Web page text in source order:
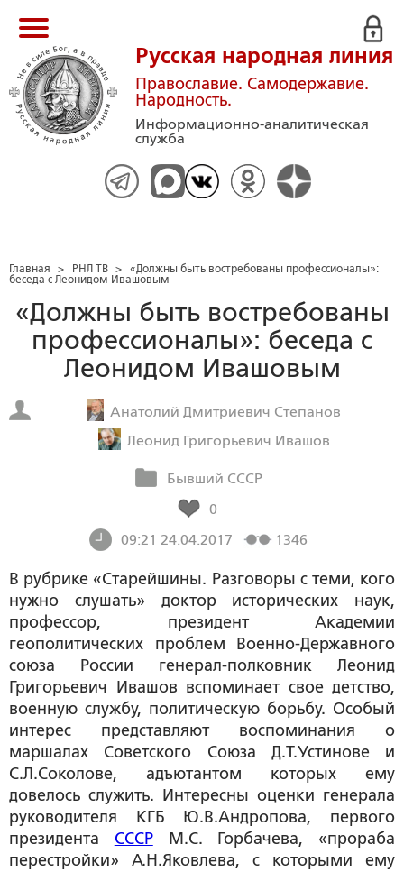
Русская народная линия
Православие. Самодержавие.
Народность.
Информационно-аналитическая
служба
Главная > РНЛ ТВ > «Должны быть востребованы профессионалы»:
беседа с Леонидом Ивашовым
«Должны быть востребованы
профессионалы»: беседа с
Леонидом Ивашовым
Анатолий Дмитриевич Степанов
Леонид Григорьевич Ивашов
Бывший СССР
0
09:21 24.04.2017
1346
В рубрике «Старейшины. Разговоры с теми, кого
нужно слушать» доктор исторических наук,
профессор, президент Академии
геополитических проблем Военно-Державного
союза России генерал-полковник Леонид
Григорьевич Ивашов вспоминает свое детство,
военную службу, политическую борьбу. Особый
интерес представляют воспоминания о
маршалах Советского Союза Д.Т.Устинове и
С.Л.Соколове, адъютантом которых ему
довелось служить. Интересны оценки генерала
руководителя КГБ Ю.В.Андропова, первого
президента СССРМ.С. Горбачева, «прораба
перестройки» А.Н.Яковлева, с которыми ему